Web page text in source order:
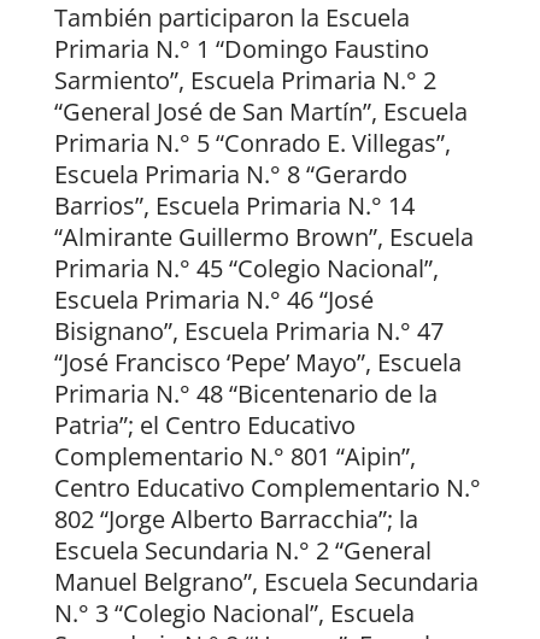
También participaron la Escuela
Primaria N.° 1 “Domingo Faustino
Sarmiento”, Escuela Primaria N.° 2
“General José de San Martín”, Escuela
Primaria N.° 5 “Conrado E. Villegas”,
Escuela Primaria N.° 8 “Gerardo
Barrios”, Escuela Primaria N.° 14
“Almirante Guillermo Brown”, Escuela
Primaria N.° 45 “Colegio Nacional”,
Escuela Primaria N.° 46 “José
Bisignano”, Escuela Primaria N.° 47
“José Francisco ‘Pepe’ Mayo”, Escuela
Primaria N.° 48 “Bicentenario de la
Patria”; el Centro Educativo
Complementario N.° 801 “Aipin”,
Centro Educativo Complementario N.°
802 “Jorge Alberto Barracchia”; la
Escuela Secundaria N.° 2 “General
Manuel Belgrano”, Escuela Secundaria
N.° 3 “Colegio Nacional”, Escuela